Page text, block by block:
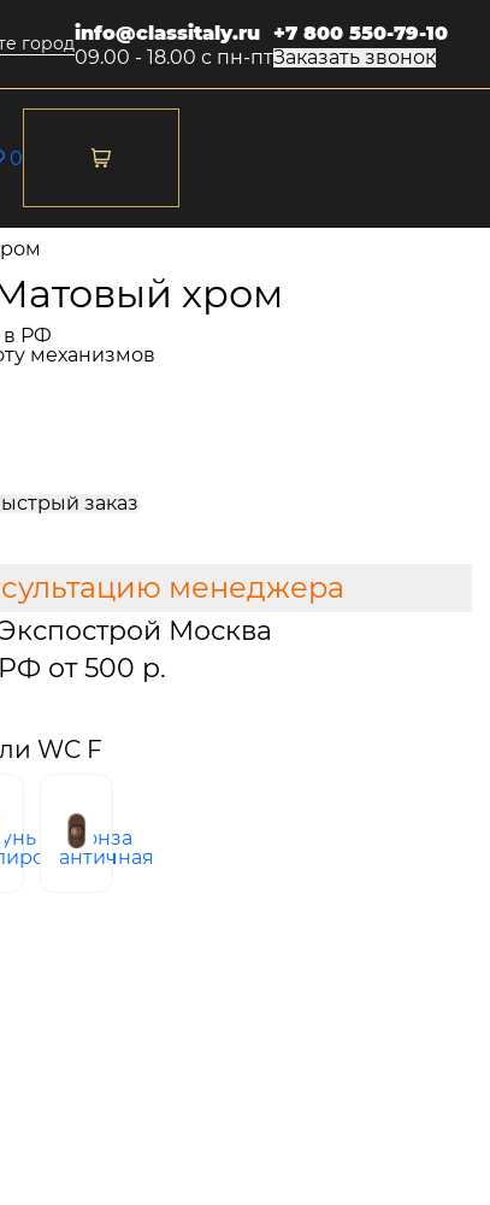
городinfo@classitaly.ru
09.00 - 18.00 с пн-пт
+7 800 550-79-10
Заказать звонок
0
хром
в РФ
механизмов
заказ
менеджера
Москва
от 500 р.
WC F
бронза
античная